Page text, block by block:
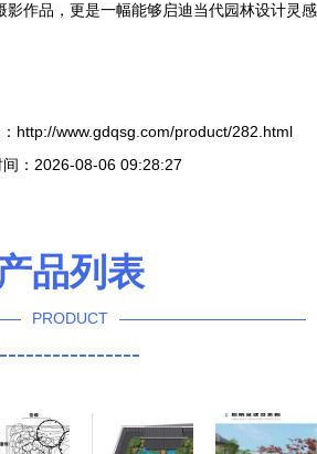
影作品，更是一幅能够启迪当代园林设计灵感
http://www.gdqsg.com/product/282.html
间：2026-08-06 09:28:27
品列表
PRODUCT
----------------